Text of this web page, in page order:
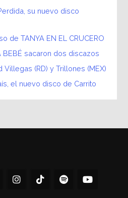
su nuevo disco
de TANYA EN EL CRUCERO
BEBÉ sacaron dos discazos
Villegas (RD) y Trillones (MEX)
el nuevo disco de Carrito